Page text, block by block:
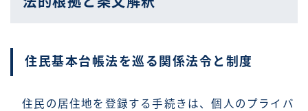
住民基本台帳法を巡る関係法令と制度
住民の居住地を登録する手続きは、個人のプライバ